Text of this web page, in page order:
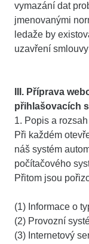
vymazání dat
jmenovanými
ledaže by
uzavření
III. Příprava
přihlašovacích
1. Popis a
Při každém
náš systém
počítačového
Přitom jsou
(1) Informace o
(2) Provozní
(3) Internetový